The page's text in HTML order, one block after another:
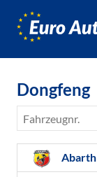
Dongfeng
Fahrzeugnr.
Abarth